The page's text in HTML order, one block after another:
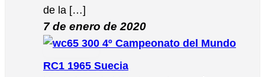
de la […]
7 de enero de 2020
4º Campeonato del Mundo
RC1 1965 Suecia